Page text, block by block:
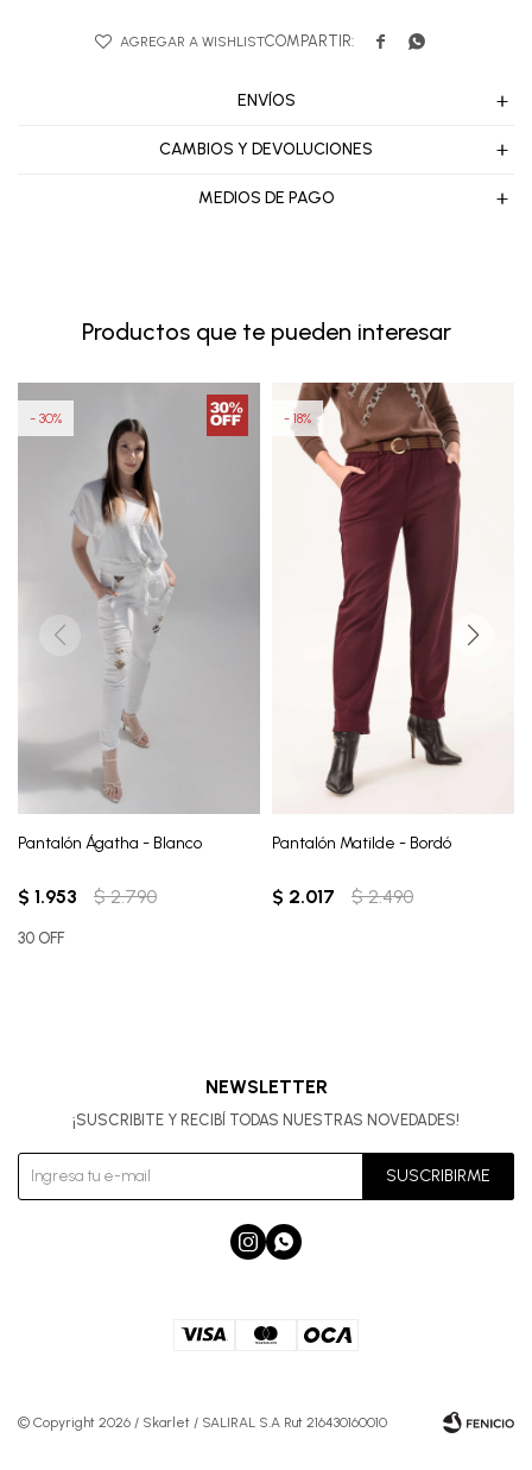
 
ENVÍOS
CAMBIOS Y DEVOLUCIONES
MEDIOS DE PAGO
Productos que te pueden interesar
Pantalón Ágatha - Blanco
$ 1.953 $ 2.790
30
30 OFF
Pantalón Matilde - Bordó
$ 2.017 $ 2.490
18
NEWSLETTER
¡SUSCRIBITE Y RECIBÍ TODAS NUESTRAS NOVEDADES!
SUSCRIBIRME
 
© Copyright 2026 / Skarlet / SALIRAL S.A Rut 216430160010